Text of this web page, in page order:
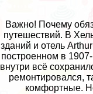
Важно! Почему
путешествий. В
зданий и отель
построенном в 1907-
внутри всё
ремонтировался,
комфортные.